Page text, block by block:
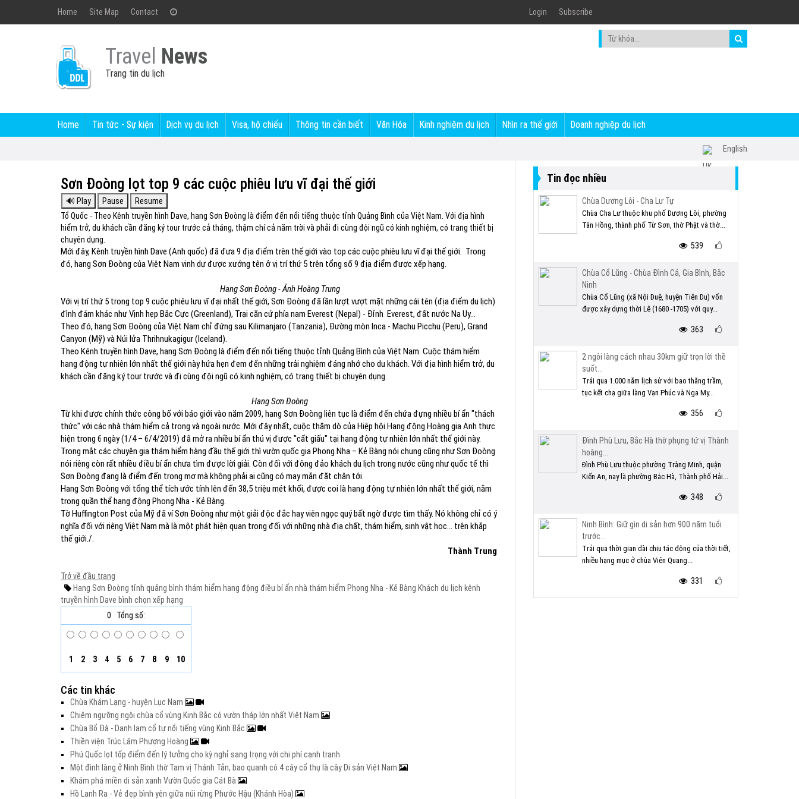
Home Site Map Contact Login Subscribe
Travel News
Trang tin du lịch
Home Tin tức - Sự kiện Dịch vụ du lịch Visa, hộ chiếu Thông tin cần biết Văn Hóa Kinh nghiệm du lịch Nhìn ra thế giới Doanh nghiệp du lịch
English
Sơn Đoòng lọt top 9 các cuộc phiêu lưu vĩ đại thế giới
Tổ Quốc - Theo Kênh truyền hình Dave, hang Sơn Đoòng là điểm đến nổi tiếng thuộc tỉnh Quảng Bình của Việt Nam. Với địa hình
hiểm trở, du khách cần đăng ký tour trước cả tháng, thậm chí cả năm trời và phải đi cùng đội ngũ có kinh nghiệm, có trang thiết bị
chuyên dụng.
Mới đây, Kênh truyền hình Dave (Anh quốc) đã đưa 9 địa điểm trên thế giới vào top các cuộc phiêu lưu vĩ đại thế giới. Trong
đó, hang Sơn Đoòng của Việt Nam vinh dự được xướng tên ở vị trí thứ 5 trên tổng số 9 địa điểm được xếp hạng.
Hang Sơn Đoòng - Ảnh Hoàng Trung
Với vị trí thứ 5 trong top 9 cuộc phiêu lưu vĩ đại nhất thế giới, Sơn Đoòng đã lần lượt vượt mặt những cái tên (địa điểm du lịch)
đình đám khác như Vịnh hẹp Bắc Cực (Greenland), Trại căn cứ phía nam Everest (Nepal) - Đỉnh Everest, đất nước Na Uy...
Theo đó, hang Sơn Đoòng của Việt Nam chỉ đứng sau Kilimanjaro (Tanzania), Đường mòn Inca - Machu Picchu (Peru), Grand
Canyon (Mỹ) và Núi lửa Thrihnukagigur (Iceland).
Theo Kênh truyền hình Dave, hang Sơn Đoòng là điểm đến nổi tiếng thuộc tỉnh Quảng Bình của Việt Nam. Cuộc thám hiểm
hang động tự nhiên lớn nhất thế giới này hứa hẹn đem đến những trải nghiệm đáng nhớ cho du khách. Với địa hình hiểm trở, du
khách cần đăng ký tour trước và đi cùng đội ngũ có kinh nghiệm, có trang thiết bị chuyên dụng.
Hang Sơn Đoòng
Từ khi được chính thức công bố với báo giới vào năm 2009, hang Sơn Đoòng liên tục là điểm đến chứa đựng nhiều bí ẩn "thách
thức" với các nhà thám hiểm cả trong và ngoài nước. Mới đây nhất, cuộc thăm dò của Hiệp hội Hang động Hoàng gia Anh thực
hiện trong 6 ngày (1/4 – 6/4/2019) đã mở ra nhiều bí ẩn thú vị được "cất giấu" tại hang động tự nhiên lớn nhất thế giới này.
Trong mắt các chuyên gia thám hiểm hàng đầu thế giới thì vườn quốc gia Phong Nha – Kẻ Bàng nói chung cũng như Sơn Đoòng
nói riêng còn rất nhiều điều bí ẩn chưa tìm được lời giải. Còn đối với đông đảo khách du lịch trong nước cũng như quốc tế thì
Sơn Đoòng đang là điểm đến trong mơ mà không phải ai cũng có may mắn đặt chân tới.
Hang Sơn Đoòng với tổng thể tích ước tính lên đến 38,5 triệu mét khối, được coi là hang động tự nhiên lớn nhất thế giới, nằm
trong quần thể hang động Phong Nha - Kẻ Bàng.
Tờ Huffington Post của Mỹ đã ví Sơn Đoòng như một giải độc đắc hay viên ngọc quý bất ngờ được tìm thấy. Nó không chỉ có ý
nghĩa đối với riêng Việt Nam mà là một phát hiện quan trọng đối với những nhà địa chất, thám hiểm, sinh vật học… trên khắp
thế giới./.
Thành Trung
Trở về đầu trang
Hang Sơn Đoòng tỉnh quảng bình thám hiểm hang động điều bí ẩn nhà thám hiểm Phong Nha - Kẻ Bàng Khách du lịch kênh
truyền hình Dave bình chọn xếp hạng
0
Tổng số:
1 2 3 4 5 6 7 8 9 10
Các tin khác
Chùa Khám Lạng - huyện Lục Nam
Chiêm ngưỡng ngôi chùa cổ vùng Kinh Bắc có vườn tháp lớn nhất Việt Nam
Chùa Bổ Đà - Danh lam cổ tự nổi tiếng vùng Kinh Bắc
Thiền viện Trúc Lâm Phượng Hoàng
Phú Quốc lọt tốp điểm đến lý tưởng cho kỳ nghỉ sang trọng với chi phí cạnh tranh
Một đình làng ở Ninh Bình thờ Tam vị Thánh Tản, bao quanh có 4 cây cổ thụ là cây Di sản Việt Nam
Khám phá miền di sản xanh Vườn Quốc gia Cát Bà
Hồ Lanh Ra - Vẻ đẹp bình yên giữa núi rừng Phước Hậu (Khánh Hòa)
Tin đọc nhiều
Chùa Dương Lôi - Cha Lư Tự
Chùa Cha Lư thuộc khu phố Dương Lôi, phường
Tân Hồng, thành phố Từ Sơn, thờ Phật và thờ...
539
Chùa Cổ Lũng - Chùa Đình Cả, Gia Bình, Bắc
Ninh
Chùa Cổ Lũng (xã Nội Duệ, huyện Tiên Du) vốn
được xây dựng thời Lê (1680 -1705) với quy...
363
2 ngôi làng cách nhau 30km giữ trọn lời thề
suốt...
Trải qua 1.000 năm lịch sử với bao thăng trầm,
tục kết chạ giữa làng Vạn Phúc và Nga My...
356
Đình Phù Lưu, Bắc Hà thờ phụng tứ vị Thành
hoàng...
Đình Phù Lưu thuộc phường Tràng Minh, quận
Kiến An, nay là phường Bắc Hà, Thành phố Hải...
348
Ninh Bình: Giữ gìn di sản hơn 900 năm tuổi
trước...
Trải qua thời gian dài chịu tác động của thời tiết,
nhiều hạng mục ở chùa Viên Quang...
331